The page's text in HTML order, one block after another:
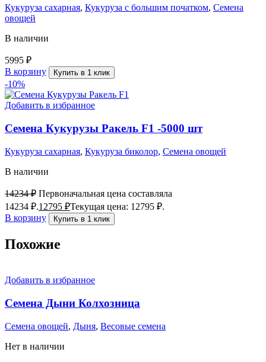
Кукуруза сахарная, Кукуруза с большим початком, Семена
овощей
В наличии
5995 ₽
В корзину
Купить в 1 клик
-10%
Добавить в избранное
Семена Кукурузы Ракель F1 -5000 шт
Кукуруза сахарная, Кукуруза биколор, Семена овощей
В наличии
14234₽ Первоначальная цена составляла
14234 ₽.12795 ₽Текущая цена: 12795 ₽.
В корзину
Купить в 1 клик
Похожие
Добавить в избранное
Семена Дыни Колхозница
Семена овощей, Дыня, Весовые семена
Нет в наличии